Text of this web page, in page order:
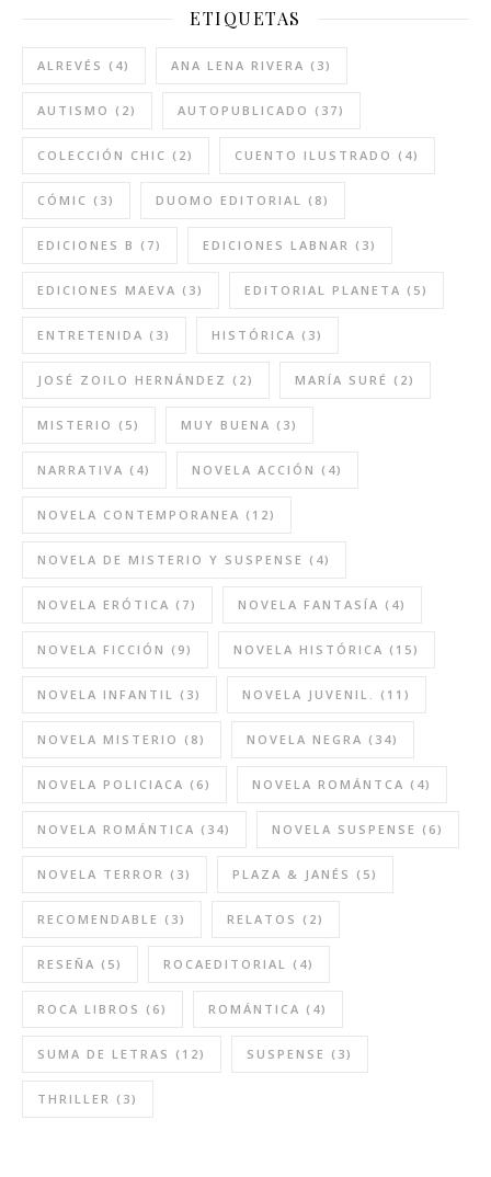
ETIQUETAS
ALREVÉS (4) ANA LENA RIVERA (3)
AUTISMO (2) AUTOPUBLICADO (37)
COLECCIÓN CHIC (2) CUENTO ILUSTRADO (4)
CÓMIC (3) DUOMO EDITORIAL (8)
EDICIONES B (7) EDICIONES LABNAR (3)
EDICIONES MAEVA (3) EDITORIAL PLANETA (5)
ENTRETENIDA (3) HISTÓRICA (3)
JOSÉ ZOILO HERNÁNDEZ (2) MARÍA SURÉ (2)
MISTERIO (5) MUY BUENA (3)
NARRATIVA (4) NOVELA ACCIÓN (4)
NOVELA CONTEMPORANEA (12)
NOVELA DE MISTERIO Y SUSPENSE (4)
NOVELA ERÓTICA (7) NOVELA FANTASÍA (4)
NOVELA FICCIÓN (9) NOVELA HISTÓRICA (15)
NOVELA INFANTIL (3) NOVELA JUVENIL. (11)
NOVELA MISTERIO (8) NOVELA NEGRA (34)
NOVELA POLICIACA (6) NOVELA ROMÁNTCA (4)
NOVELA ROMÁNTICA (34) NOVELA SUSPENSE (6)
NOVELA TERROR (3) PLAZA & JANÉS (5)
RECOMENDABLE (3) RELATOS (2)
RESEÑA (5) ROCAEDITORIAL (4)
ROCA LIBROS (6) ROMÁNTICA (4)
SUMA DE LETRAS (12) SUSPENSE (3)
THRILLER (3)